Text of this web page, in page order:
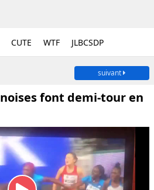
CUTE WTF JLBCSDP
suivant
font demi-tour en